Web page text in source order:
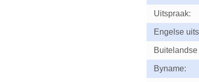
Uitspraak:
Engelse
Byname: